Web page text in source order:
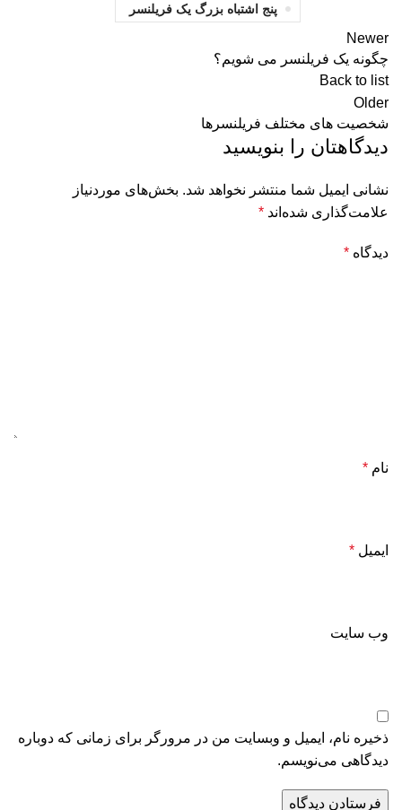
پنج اشتباه بزرگ یک فریلنسر
Newer
چگونه یک فریلنسر می شویم؟
Back to list
Older
شخصیت های مختلف فریلنسرها
دیدگاهتان را بنویسید
نشانی ایمیل شما منتشر نخواهد شد. بخش‌های موردنیاز
علامت‌گذاری شده‌اند *
دیدگاه *
نام *
ایمیل *
وب‌ سایت
ذخیره نام، ایمیل و وبسایت من در مرورگر برای زمانی که دوباره
دیدگاهی می‌نویسم.